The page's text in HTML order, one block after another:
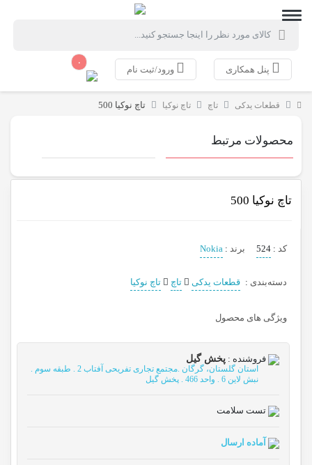
پنل همکاری ورود/ثبت نام
۰
قطعات یدکی تاچ تاچ نوکیا تاچ نوکیا 500
محصولات مرتبط
تاچ نوکیا 500
کد :
524 برند :
Nokia
دسته‌بندی : قطعات یدکی تاچ تاچ نوکیا
ویژگی های محصول
فروشنده : پخش گیل
استان گلستان، گرگان .مجتمع تجاری تفریحی آفتاب 2 . طبقه سوم .
نبش لاین 6 . واحد 466 . پخش گیل
تست سلامت
آماده ارسال